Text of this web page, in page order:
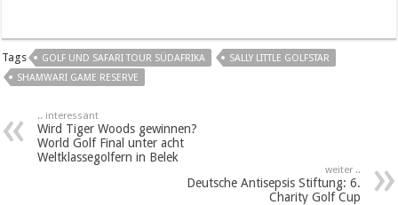
Tags GOLF UND SAFARI TOUR SÜDAFRIKA
SALLY LITTLE GOLFSTAR
SHAMWARI GAME RESERVE
.. interessant
Wird Tiger Woods gewinnen?
World Golf Final unter acht
Weltklassegolfern in Belek
weiter ..
Deutsche Antisepsis Stiftung: 6.
Charity Golf Cup